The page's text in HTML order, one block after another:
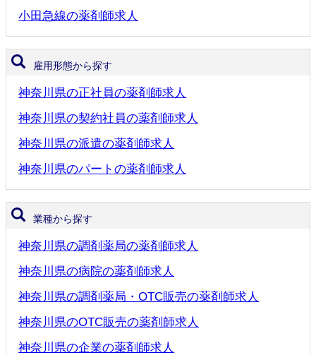
小田急線の薬剤師求人
雇用形態から探す
神奈川県の正社員の薬剤師求人
神奈川県の契約社員の薬剤師求人
神奈川県の派遣の薬剤師求人
神奈川県のパートの薬剤師求人
業種から探す
神奈川県の調剤薬局の薬剤師求人
神奈川県の病院の薬剤師求人
神奈川県の調剤薬局・OTC販売の薬剤師求人
神奈川県のOTC販売の薬剤師求人
神奈川県の企業の薬剤師求人